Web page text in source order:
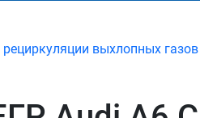
выхлопных газов